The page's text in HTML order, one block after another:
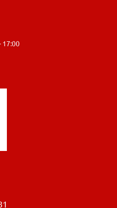
17:00